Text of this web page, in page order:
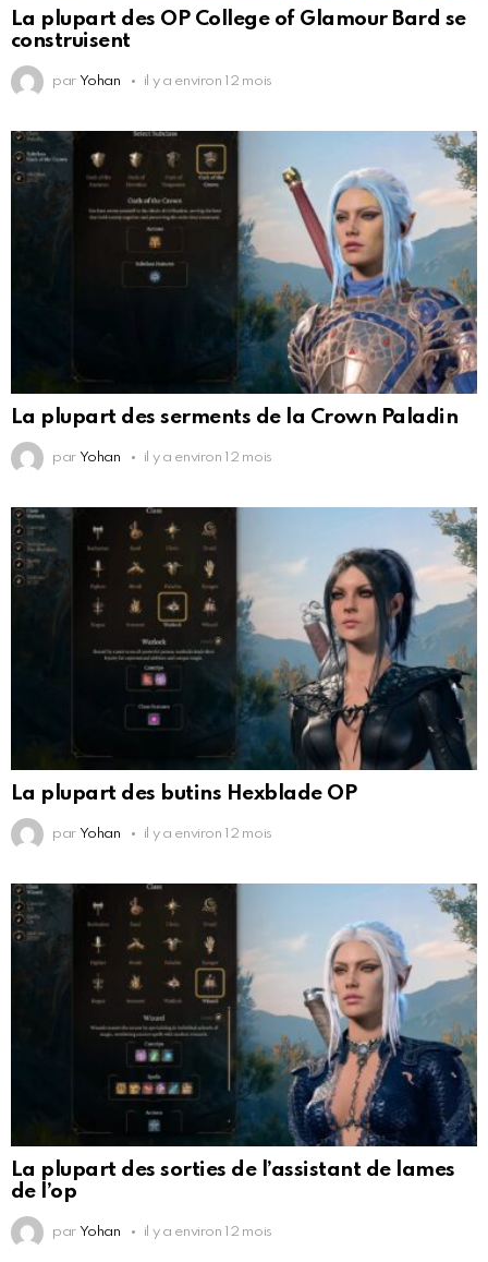
La plupart des OP College of Glamour Bard se
construisent
par Yohan il y a environ 12 mois
La plupart des serments de la Crown Paladin
par Yohan il y a environ 12 mois
La plupart des butins Hexblade OP
par Yohan il y a environ 12 mois
La plupart des sorties de l’assistant de lames
de l’op
par Yohan il y a environ 12 mois